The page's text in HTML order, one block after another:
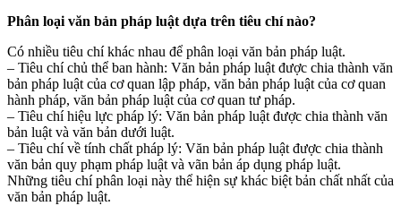
Phân loại văn bản pháp luật dựa trên tiêu chí nào?
Có nhiều tiêu chí khác nhau để phân loại văn bản pháp luật.
– Tiêu chí chủ thể ban hành: Văn bản pháp luật được chia thành văn
bản pháp luật của cơ quan lập pháp, văn bản pháp luật của cơ quan
hành pháp, văn bản pháp luật của cơ quan tư pháp.
– Tiêu chí hiệu lực pháp lý: Văn bản pháp luật được chia thành văn
bản luật và văn bản dưới luật.
– Tiêu chí về tính chất pháp lý: Văn bản pháp luật được chia thành
văn bản quy phạm pháp luật và vãn bản áp dụng pháp luật.
Những tiêu chí phân loại này thể hiện sự khác biệt bản chất nhất của
văn bản pháp luật.